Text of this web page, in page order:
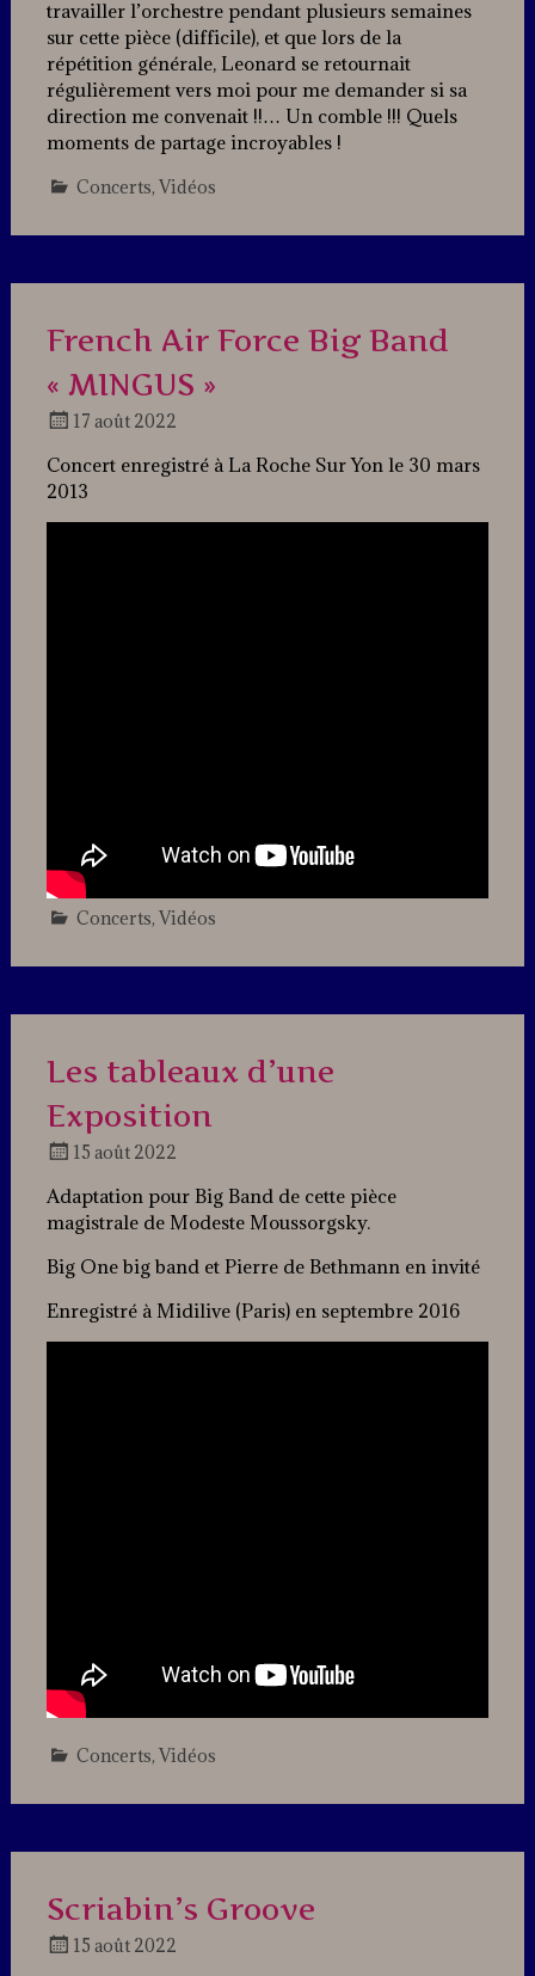
travailler l’orchestre pendant plusieurs semaines
sur cette pièce (difficile), et que lors de la
répétition générale, Leonard se retournait
régulièrement vers moi pour me demander si sa
direction me convenait !!… Un comble !!! Quels
moments de partage incroyables !
Concerts, Vidéos
a
French Air Force Big Band
« MINGUS »
17 août 2022
Jazz
Concert enregistré à La Roche Sur Yon le 30 mars
2013
Concerts, Vidéos
a
Les tableaux d’une
Exposition
15 août 2022
Jazz
Adaptation pour Big Band de cette pièce
magistrale de Modeste Moussorgsky.
Big One big band et Pierre de Bethmann en invité
Enregistré à Midilive (Paris) en septembre 2016
Concerts, Vidéos
a
Scriabin’s Groove
15 août 2022